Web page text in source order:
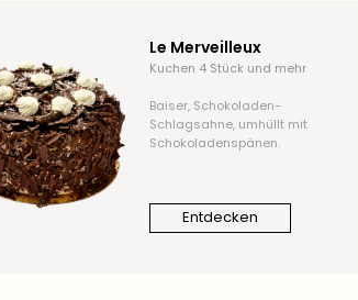
Le Merveilleux
Kuchen 4 Stück und mehr
Baiser, Schokoladen-
Schlagsahne, umhüllt mit
Schokoladenspänen.
Entdecken